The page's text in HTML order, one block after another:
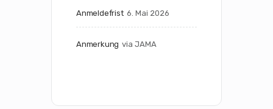
Anmeldefrist 6. Mai 2026
Anmerkung via JAMA